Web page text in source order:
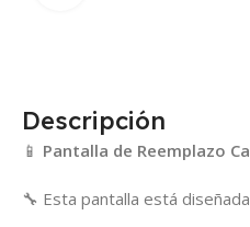
Descripción
📱 Pantalla de Reemplazo
🔧 Esta pantalla está